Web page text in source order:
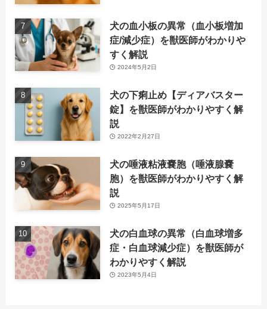
犬の血小板の異常（血小板増加
症/減少症）を獣医師がわかりや
すく解説
2024年5月2日
犬の下痢止め【ディアバスター
錠】を獣医師がわかりやすく解
説
2022年2月27日
犬の唾液粘液嚢胞（唾液腺嚢
胞）を獣医師がわかりやすく解
説
2025年5月17日
犬の白血球の異常（白血球増多
症・白血球減少症）を獣医師が
わかりやすく解説
2023年5月4日